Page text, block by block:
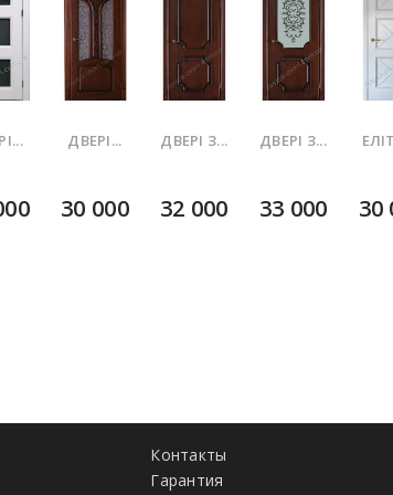
ДВЕРІ...
30 000
ДВЕРІ З...
32 000
ДВЕРІ З...
33 000 30
Контакты
Гарантия